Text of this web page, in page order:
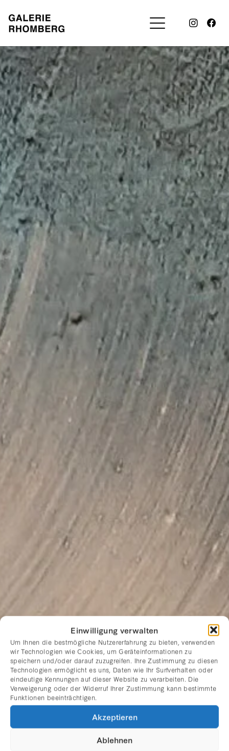
Einwilligung verwalten
Um Ihnen die bestmögliche Nutzererfahrung zu bieten, verwenden
wir Technologien wie Cookies, um Geräteinformationen zu
speichern und/oder darauf zuzugreifen. Ihre Zustimmung zu diesen
Technologien ermöglicht es uns, Daten wie Ihr Surfverhalten oder
eindeutige Kennungen auf dieser Website zu verarbeiten. Die
Verweigerung oder der Widerruf Ihrer Zustimmung kann bestimmte
Funktionen beeinträchtigen.
Akzeptieren
Ablehnen
MANFRED
SCHLUDERBACHER
2022